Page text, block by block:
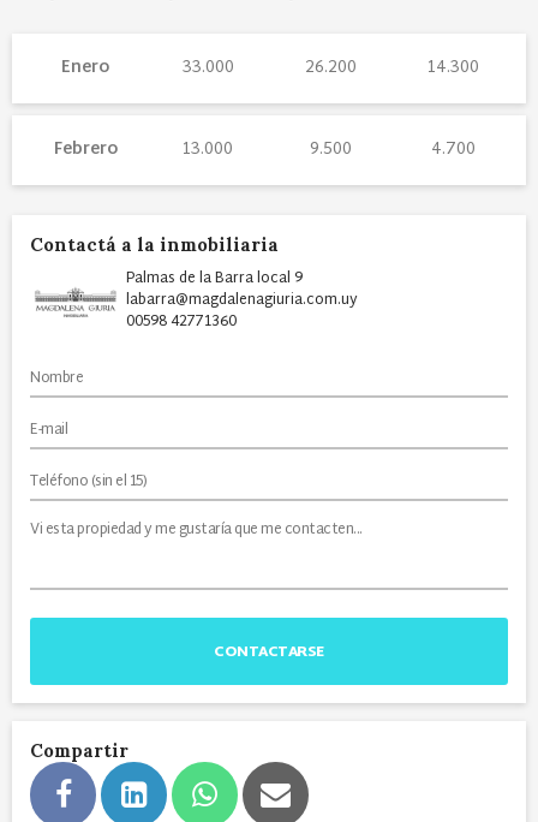
Enero 33.000 26.200 14.300
Febrero 13.000 9.500 4.700
Contactá a la inmobiliaria
Palmas de la Barra local 9
labarra@magdalenagiuria.com.uy
00598 42771360
CONTACTARSE
Compartir